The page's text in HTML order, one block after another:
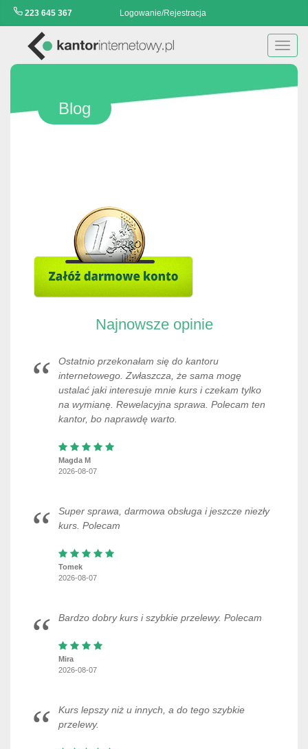
223 645 367 Logowanie/Rejestracja
Blog
Najnowsze opinie
Ostatnio przekonałam się do kantoru
internetowego. Zwłaszcza, że sama mogę
ustalać jaki interesuje mnie kurs i czekam tylko
na wymianę. Rewelacyjna sprawa. Polecam ten
kantor, bo naprawdę warto.
Magda M
2026-08-07
Super sprawa, darmowa obsługa i jeszcze niezły
kurs. Polecam
Tomek
2026-08-07
Bardzo dobry kurs i szybkie przelewy. Polecam
Mira
2026-08-07
Kurs lepszy niż u innych, a do tego szybkie
przelewy.